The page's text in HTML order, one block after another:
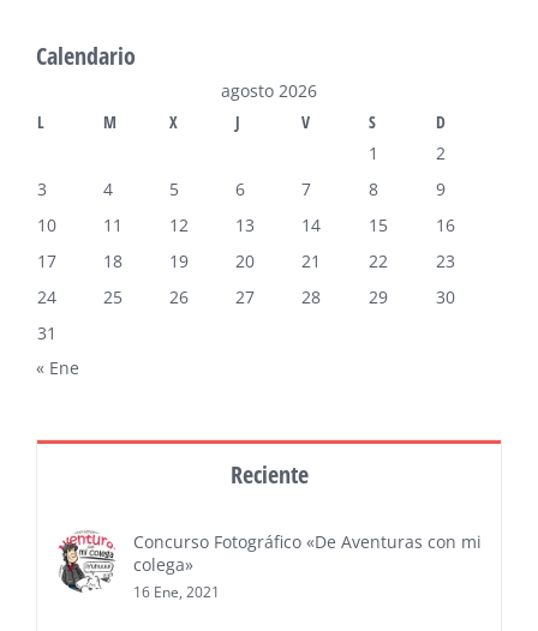
Calendario
agosto 2026
L
M X J V S
D
1
2
3
4 5 6 7 8
9
10
11 12 13 14 15
16
17
18 19 20 21 22
23
24
25 26 27 28 29
30
31
« Ene
Reciente
Concurso Fotográfico «De Aventuras con mi
colega»
16 Ene, 2021